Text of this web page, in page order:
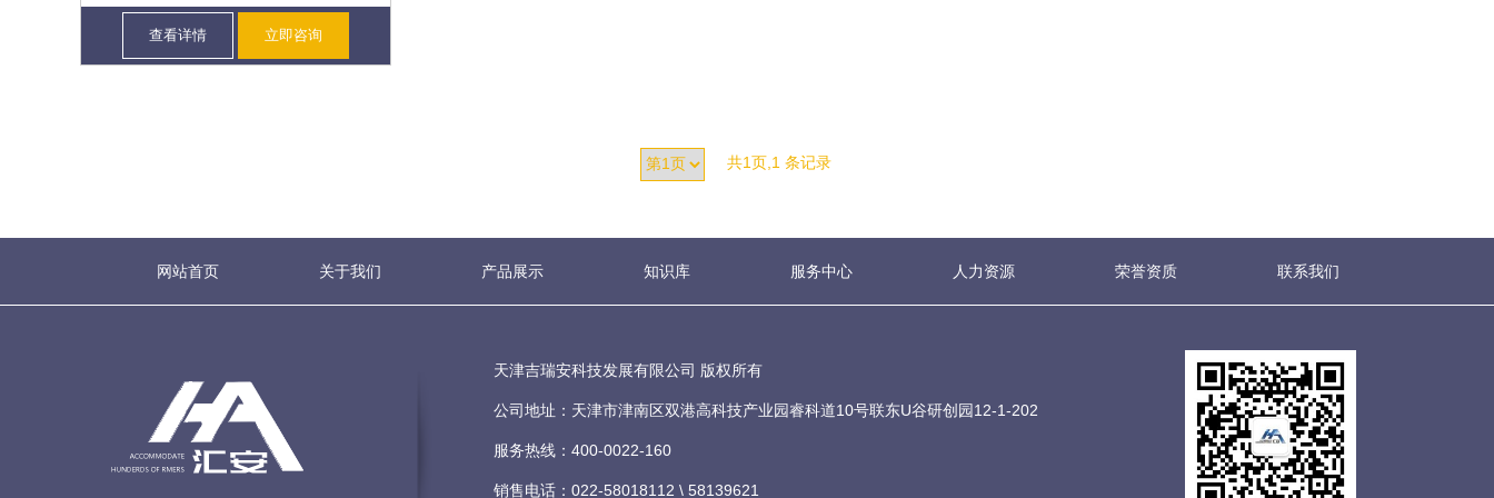
查看详情 立即咨询
共1页,1 条记录
网站首页 关于我们 产品展示 知识库 服务中心 人力资源 荣誉资质 联系我们
天津吉瑞安科技发展有限公司 版权所有
公司地址：天津市津南区双港高科技产业园睿科道10号联东U谷研创园12-1-202
服务热线：400-0022-160
销售电话：022-58018112 \ 58139621